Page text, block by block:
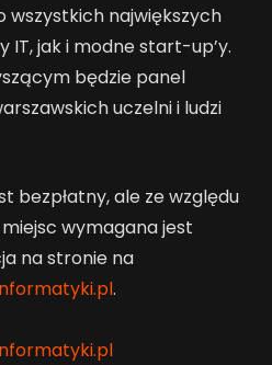
wszystkich największych
IT, jak i modne start-up’y.
będzie panel
uczelni i ludzi
bezpłatny, ale ze względu
wymagana jest
na stronie na
.